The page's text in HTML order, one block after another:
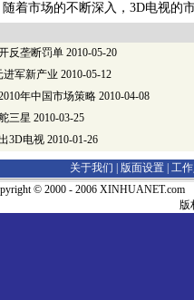
着市场的不断深入，3D电视的
反垄断罚单 2010-05-20
进军新产业 2010-05-12
年中国市场策略 2010-04-08
三星 2010-03-25
3D电视 2010-01-26
关于我们 | 版面设置 工
© 2000 - 2006
版